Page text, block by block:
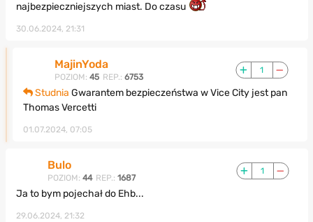
najbezpieczniejszych miast. Do czasu
30.06.2024, 21:31
MajinYoda
POZIOM: 45 REP.: 6753
1
Studnia Gwarantem bezpieczeństwa w Vice City jest pan
Thomas Vercetti
01.07.2024, 07:05
Bulo
POZIOM: 44 REP.: 1687
1
Ja to bym pojechał do Ehb...
29.06.2024, 21:32